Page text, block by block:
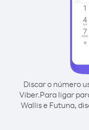
Discar o número
Viber.Para ligar
Wallis e Futuna,